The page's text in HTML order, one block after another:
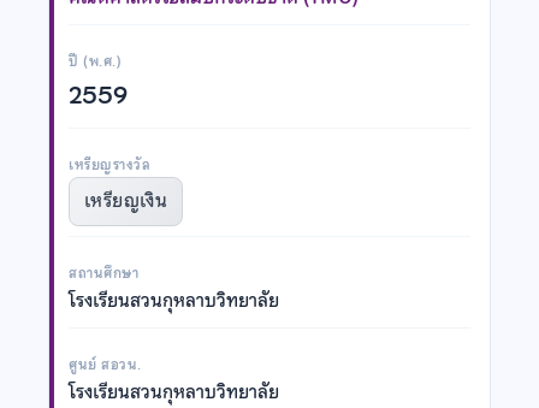
ปี (พ.ศ.)
2559
เหรียญรางวัล
เหรียญเงิน
สถานศึกษา
โรงเรียนสวนกุหลาบวิทยาลัย
ศูนย์ สอวน.
โรงเรียนสวนกุหลาบวิทยาลัย